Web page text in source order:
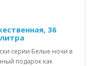
36
серии Белые ночи в
подарок как